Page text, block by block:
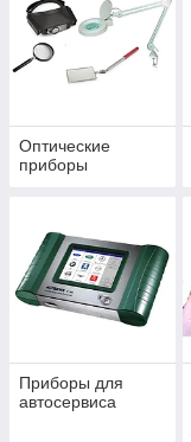
Оптические
приборы
Приборы для
автосервиса